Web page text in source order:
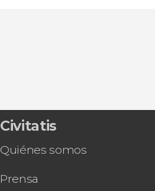
Civitatis
Quiénes somos
Prensa